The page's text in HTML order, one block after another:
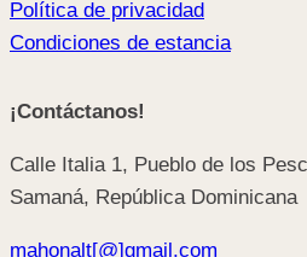
Política de privacidad
Condiciones de estancia
¡Contáctanos!
Calle Italia 1, Pueblo de los
Samaná, República Dominicana
mahonalt[@]gmail.com